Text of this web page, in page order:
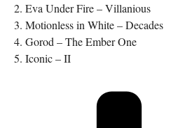
2. Eva Under Fire – Villanious
3. Motionless in White – Decades
4. Gorod – The Ember One
5. Iconic – II